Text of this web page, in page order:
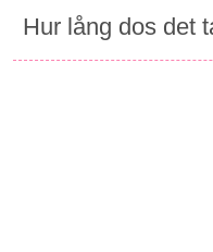
Hur lång dos det